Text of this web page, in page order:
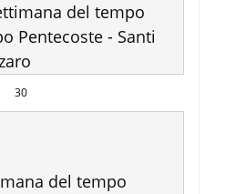
del tempo
Pentecoste - Santi
30
del tempo